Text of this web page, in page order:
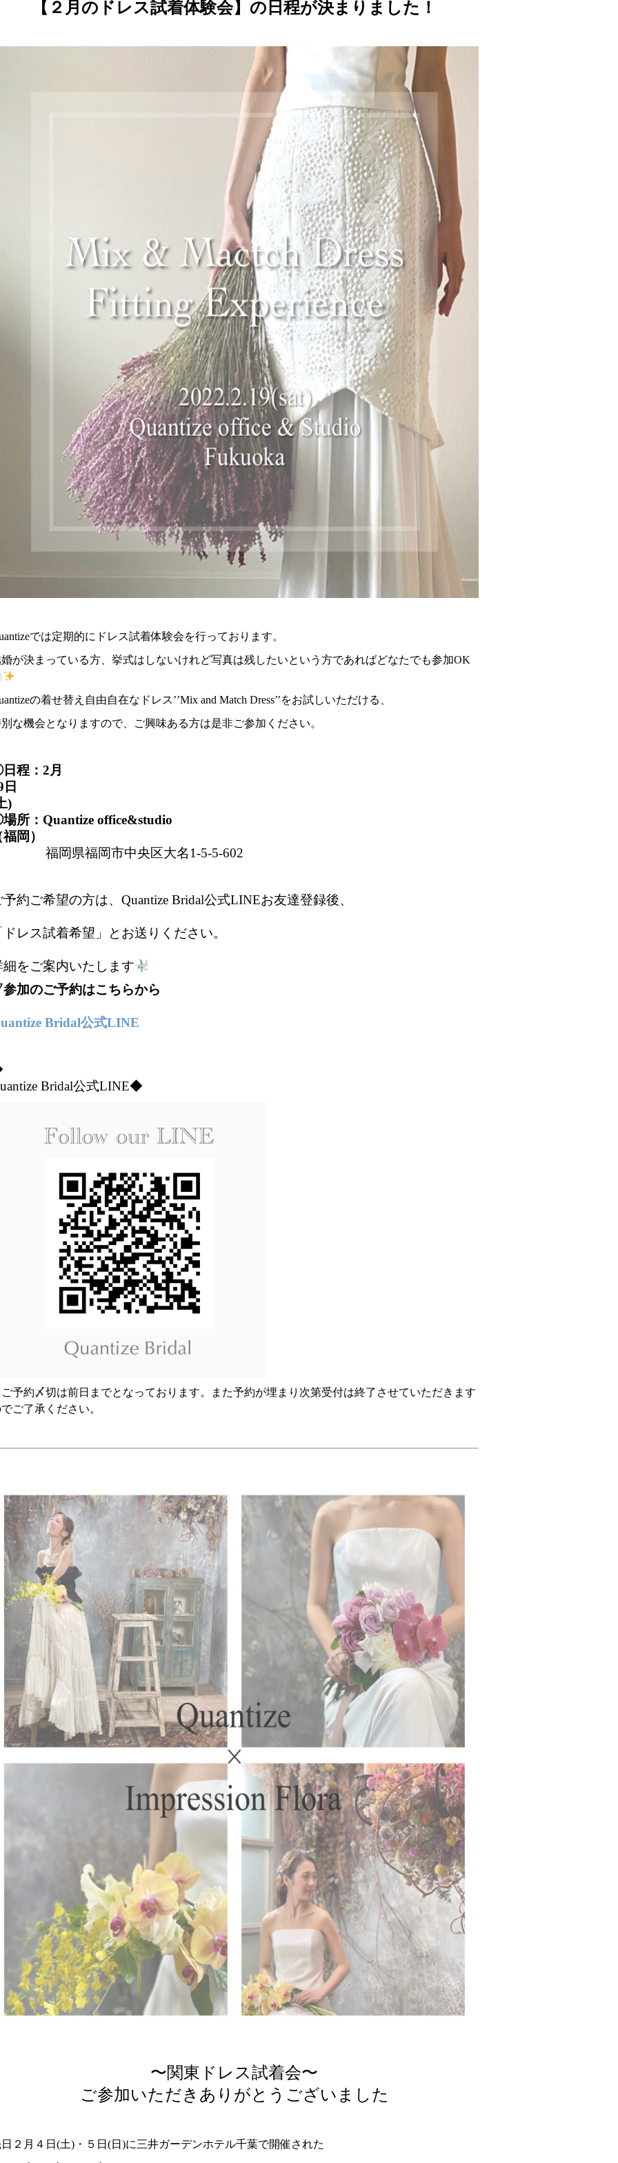
【２月のドレス試着体験会】の日程が決まりました！
では定期的にドレス試着体験会を行っております。
が決まっている方、挙式はしないけれど写真は残したいという方であればどなたでも参加OK
の着せ替え自由自在なドレス’’Mix and Match Dress’’をお試しいただける、
な機会となりますので、ご興味ある方は是非ご参加ください。
程：2月
日
)
所：Quantize office&studio
岡）
岡県福岡市中央区大名1-5-5-602
予約ご希望の方は、Quantize Bridal公式LINEお友達登録後、
ドレス試着希望」とお送りください。
細をご案内いたします
加のご予約はこちらから
Bridal公式LINE
Bridal公式LINE◆
予約〆切は前日までとなっております。また予約が埋まり次第受付は終了させていただきます
ご了承ください。
〜関東ドレス試着会〜
ご参加いただきありがとうございました
２月４日(土)・５日(日)に三井ガーデンホテル千葉で開催された